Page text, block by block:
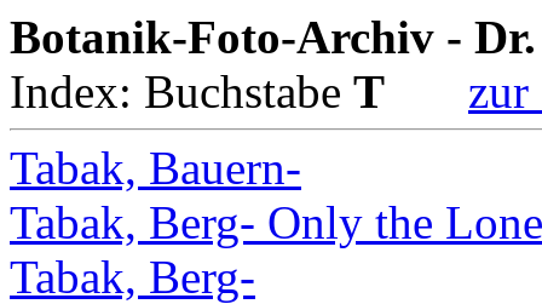
Botanik-Foto-Archiv -
Index: Buchstabe T
zur
Tabak, Bauern-
Tabak, Berg- Only the
Tabak, Berg-